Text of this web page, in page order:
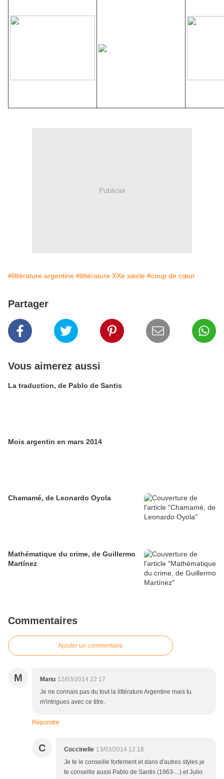
Publicité
#littérature argentine #littérature XXe siècle #coup de cœur
Partager
Vous aimerez aussi
La traduction, de Pablo de Santis
Mois argentin en mars 2014
Chamamé, de Leonardo Oyola
Mathématique du crime, de Guillermo
Martínez
Commentaires
Ajouter un commentaire
M Manu 12/03/2014 22:17
Je ne connais pas du tout la littérature Argentine mais tu
m'intrigues avec ce titre.
Répondre
C Coccinelle 13/03/2014 12:18
Je te le conseille fortement et dans d'autres styles je
te conseille aussi Pablo de Santis (1963-...) et Julio